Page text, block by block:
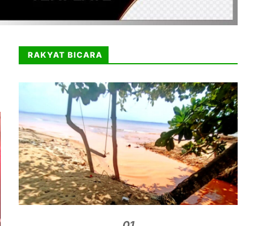
RAKYAT BICARA